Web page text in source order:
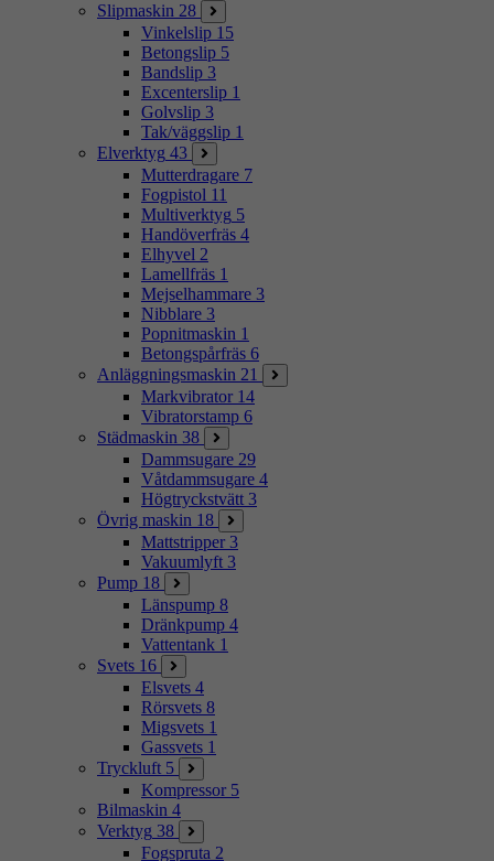
Slipmaskin 28
Vinkelslip 15
Betongslip 5
Bandslip 3
Excenterslip 1
Golvslip 3
Tak/väggslip 1
Elverktyg 43
Mutterdragare 7
Fogpistol 11
Multiverktyg 5
Handöverfräs 4
Elhyvel 2
Lamellfräs 1
Mejselhammare 3
Nibblare 3
Popnitmaskin 1
Betongspårfräs 6
Anläggningsmaskin 21
Markvibrator 14
Vibratorstamp 6
Städmaskin 38
Dammsugare 29
Våtdammsugare 4
Högtryckstvätt 3
Övrig maskin 18
Mattstripper 3
Vakuumlyft 3
Pump 18
Länspump 8
Dränkpump 4
Vattentank 1
Svets 16
Elsvets 4
Rörsvets 8
Migsvets 1
Gassvets 1
Tryckluft 5
Kompressor 5
Bilmaskin 4
Verktyg 38
Fogspruta 2